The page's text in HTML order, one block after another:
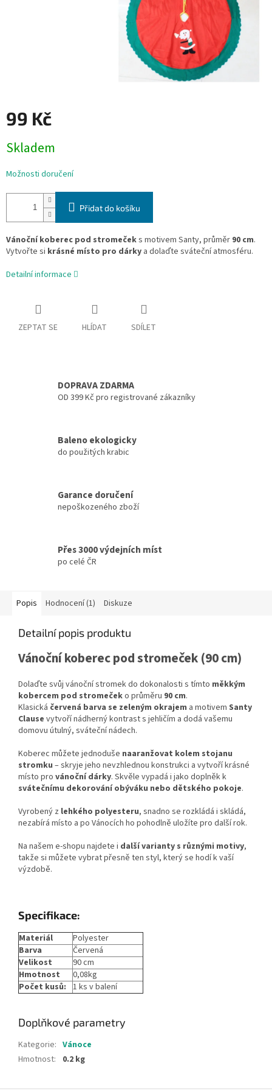
99 Kč
cena:
Skladem
Možnosti doručení
Přidat do košíku
Vánoční koberec pod stromečeks motivem Santy, průměr 90 cm.
Vytvořte si krásné místo pro dárky a dolaďte sváteční atmosféru.
Detailní informace
ZEPTAT SE HLÍDAT SDÍLET
DOPRAVA ZDARMA
OD 399 Kč pro registrované zákazníky
Baleno ekologicky
do použitých krabic
Garance doručení
nepoškozeného zboží
Přes 3000 výdejních míst
po celé ČR
Popis Hodnocení (1) Diskuze
Detailní popis produktu
Vánoční koberec pod stromeček (90 cm)
Dolaďte svůj vánoční stromek do dokonalosti s tímto měkkým
kobercem pod stromečeko průměru 90 cm.
Klasická červená barva se zeleným okrajem a motivem Santy
Clause vytvoří nádherný kontrast s jehličím a dodá vašemu
domovu útulný, sváteční nádech.
Koberec můžete jednoduše naaranžovat kolem stojanu
stromku – skryje jeho nevzhlednou konstrukci a vytvoří krásné
místo pro vánoční dárky. Skvěle vypadá i jako doplněk k
svátečnímu dekorování obýváku nebo dětského pokoje.
Vyrobený z lehkého polyesteru, snadno se rozkládá i skládá,
nezabírá místo a po Vánocích ho pohodlně uložíte pro další rok.
Na našem e-shopu najdete i další varianty s různými motivy,
takže si můžete vybrat přesně ten styl, který se hodí k vaší
výzdobě.
Specifikace:
Materiál
Polyester
Barva
Červená
Velikost
90 cm
Hmotnost
0,08kg
Počet kusů: 1 ks v balení
Doplňkové parametry
Kategorie: Vánoce
Hmotnost: 0.2 kg